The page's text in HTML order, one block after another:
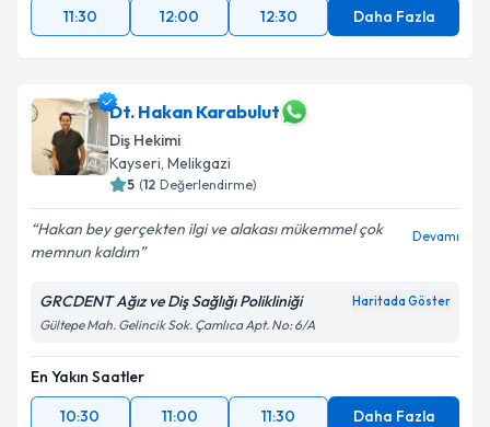
11:30 12:00 12:30 Daha Fazla
Dt. Hakan Karabulut
Diş Hekimi
Kayseri, Melikgazi
5 (12 Değerlendirme)
Hakan bey gerçekten ilgi ve alakası mükemmel çok
memnun kaldım
Devamı
GRCDENT Ağız ve Diş Sağlığı Polikliniği Haritada Göster
Gültepe Mah. Gelincik Sok. Çamlıca Apt. No: 6/A
En Yakın Saatler
10:30
11:00 11:30 Daha Fazla